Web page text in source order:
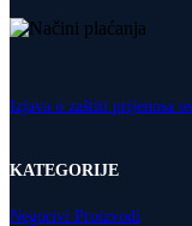
Izjava o zaštiti prijenosa
KATEGORIJE
Negorivi Proizvodi